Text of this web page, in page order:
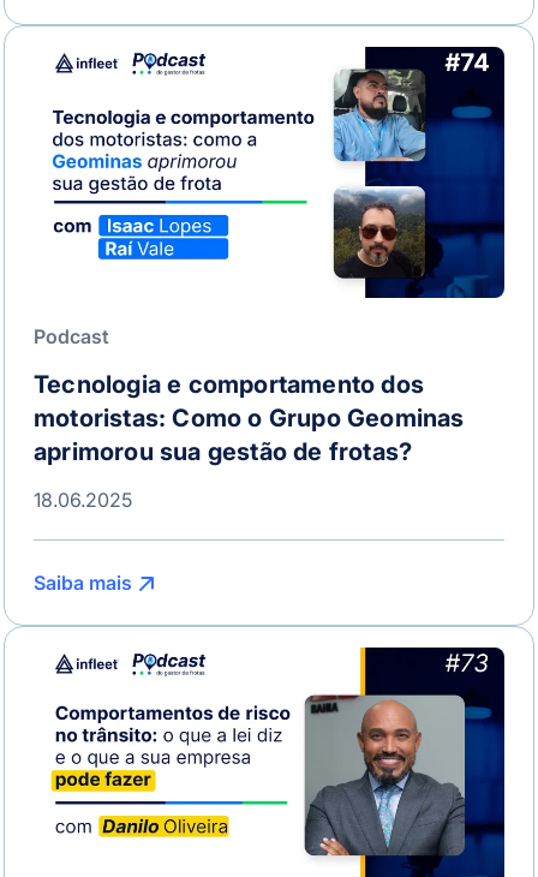
Podcast
Tecnologia e comportamento dos
motoristas: Como o Grupo Geominas
aprimorou sua gestão de frotas?
18.06.2025
Saiba mais